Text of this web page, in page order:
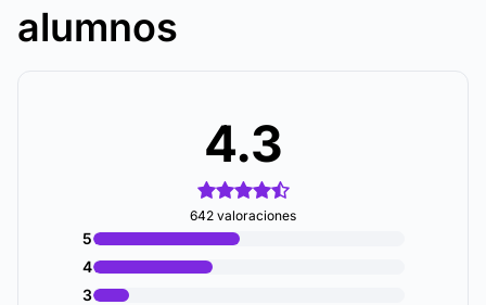
alumnos
4.3
642 valoraciones
5
4
3